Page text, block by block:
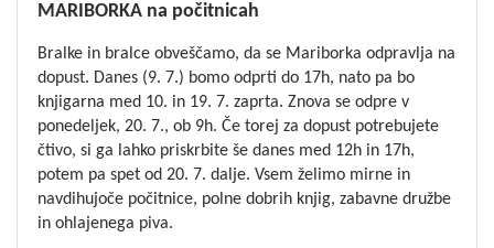
MARIBORKA na počitnicah
Bralke in bralce obveščamo, da se Mariborka odpravlja na
dopust. Danes (9. 7.) bomo odprti do 17h, nato pa bo
knjigarna med 10. in 19. 7. zaprta. Znova se odpre v
ponedeljek, 20. 7., ob 9h. Če torej za dopust potrebujete
čtivo, si ga lahko priskrbite še danes med 12h in 17h,
potem pa spet od 20. 7. dalje. Vsem želimo mirne in
navdihujoče počitnice, polne dobrih knjig, zabavne družbe
in ohlajenega piva.